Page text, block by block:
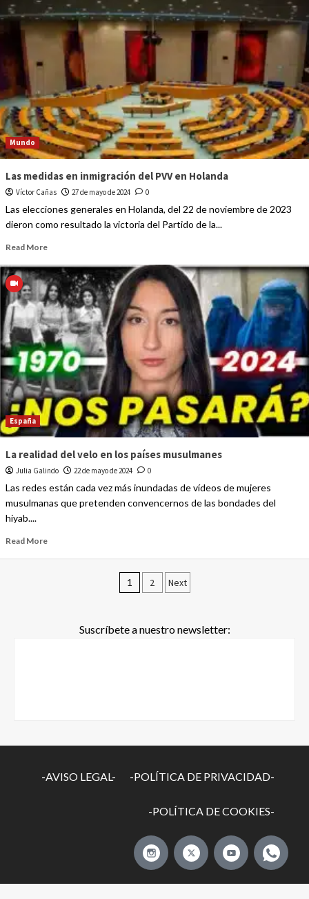
Mundo
Las medidas en inmigración del PVV en Holanda
Víctor Cañas 27 de mayo de 2024 0
Las elecciones generales en Holanda, del 22 de noviembre de 2023
dieron como resultado la victoria del Partido de la...
Read More
España
La realidad del velo en los países musulmanes
Julia Galindo 22 de mayo de 2024 0
Las redes están cada vez más inundadas de vídeos de mujeres
musulmanas que pretenden convencernos de las bondades del
hiyab....
Read More
1 2 Next
Suscríbete a nuestro newsletter:
-AVISO LEGAL- -POLÍTICA DE PRIVACIDAD-
-POLÍTICA DE COOKIES-